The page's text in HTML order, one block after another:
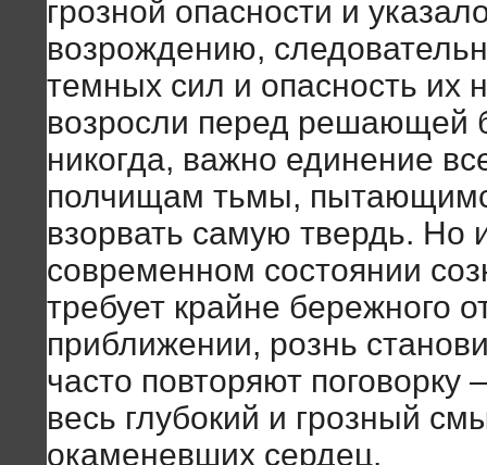
грозной опасности и
возрождению,
темных сил и опасность их
возросли перед решающей
никогда, важно единение
полчищам тьмы,
взорвать самую твердь. Но
современном состоянии
требует крайне бережного
приближении, рознь
часто повторяют
весь глубокий и грозный
окаменевших сердец.